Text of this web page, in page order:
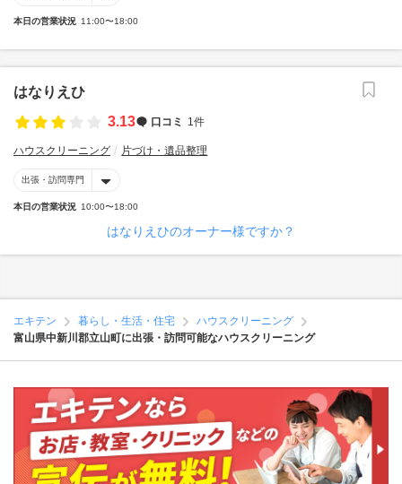
本日の営業状況 11:00〜18:00
はなりえひ
3.13
口コミ 1件
ハウスクリーニング 片づけ・遺品整理
出張・訪問専門
本日の営業状況 10:00〜18:00
はなりえひのオーナー様ですか？
エキテン 暮らし・生活・住宅
ハウスクリーニング
富山県中新川郡立山町に出張・訪問可能なハウスクリーニング